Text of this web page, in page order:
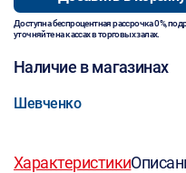
Доступна беспроцентная рассрочка 0%,
уточняйте на кассах в торговых залах.
Наличие в магазинах
Шевченко
Характеристики